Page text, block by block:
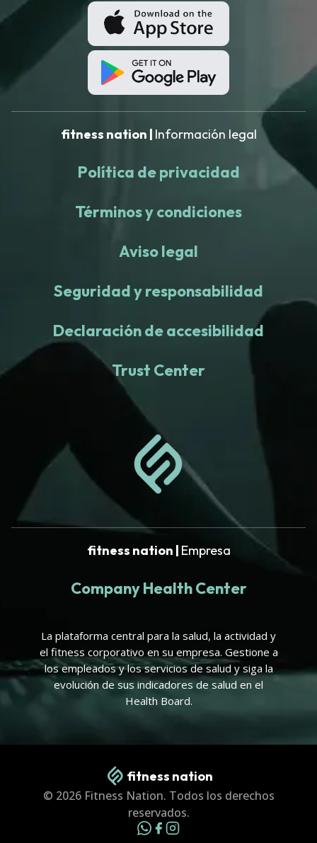
fitness nation | Información legal
Política de privacidad
Términos y condiciones
Aviso legal
Seguridad y responsabilidad
Declaración de accesibilidad
Trust Center
fitness nation | Empresa
Company Health Center
La plataforma central para la salud, la actividad y
el fitness corporativo en su empresa. Gestione a
los empleados y los servicios de salud y siga la
evolución de sus indicadores de salud en el
Health Board.
fitness nation
© 2026 Fitness Nation. Todos los derechos
reservados.